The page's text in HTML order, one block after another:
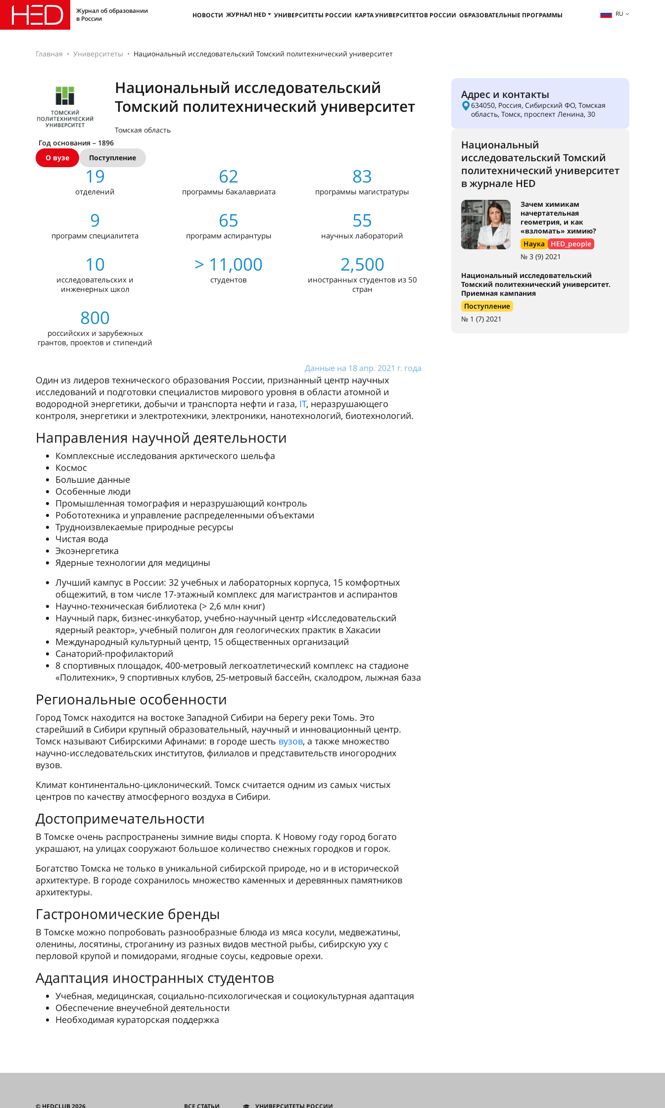
Журнал об образовании
в России
НОВОСТИ ЖУРНАЛ HED УНИВЕРСИТЕТЫ РОССИИ КАРТА УНИВЕРСИТЕТОВ РОССИИ ОБРАЗОВАТЕЛЬНЫЕ ПРОГРАММЫ RU
Главная Университеты Национальный исследовательский Томский политехнический университет
Национальный исследовательский
Томский политехнический университет
Томская область
Год основания – 1896
О вузе
Поступление
19
отделений
62
программы бакалавриата
83
программы магистратуры
9
программ специалитета
65
программ аспирантуры
55
научных лабораторий
10
исследовательских и
инженерных школ
> 11,000
студентов
2,500
иностранных студентов из 50
стран
800
российских и зарубежных
грантов, проектов и стипендий
Данные на 18 апр. 2021 г. года
Один из лидеров технического образования России, признанный центр научных
исследований и подготовки специалистов мирового уровня в области атомной и
водородной энергетики, добычи и транспорта нефти и газа, IT, неразрушающего
контроля, энергетики и электротехники, электроники, нанотехнологий, биотехнологий.
Направления научной деятельности
Комплексные исследования арктического шельфа
Космос
Большие данные
Особенные люди
Промышленная томография и неразрушающий контроль
Робототехника и управление распределенными объектами
Трудноизвлекаемые природные ресурсы
Чистая вода
Экоэнергетика
Ядерные технологии для медицины
Лучший кампус в России: 32 учебных и лабораторных корпуса, 15 комфортных
общежитий, в том числе 17-этажный комплекс для магистрантов и аспирантов
Научно-техническая библиотека (> 2,6 млн книг)
Научный парк, бизнес-инкубатор, учебно-научный центр «Исследовательский
ядерный реактор», учебный полигон для геологических практик в Хакасии
Международный культурный центр, 15 общественных организаций
Санаторий-профилакторий
8 спортивных площадок, 400-метровый легкоатлетический комплекс на стадионе
«Политехник», 9 спортивных клубов, 25-метровый бассейн, скалодром, лыжная база
Региональные особенности
Город Томск находится на востоке Западной Сибири на берегу реки Томь. Это
старейший в Сибири крупный образовательный, научный и инновационный центр.
Томск называют Сибирскими Афинами: в городе шесть вузов, а также множество
научно-исследовательских институтов, филиалов и представительств иногородних
вузов.
Климат континентально-циклонический. Томск считается одним из самых чистых
центров по качеству атмосферного воздуха в Сибири.
Достопримечательности
В Томске очень распространены зимние виды спорта. К Новому году город богато
украшают, на улицах сооружают большое количество снежных городков и горок.
Богатство Томска не только в уникальной сибирской природе, но и в исторической
архитектуре. В городе сохранилось множество каменных и деревянных памятников
архитектуры.
Гастрономические бренды
В Томске можно попробовать разнообразные блюда из мяса косули, медвежатины,
оленины, лосятины, строганину из разных видов местной рыбы, сибирскую уху с
перловой крупой и помидорами, ягодные соусы, кедровые орехи.
Адаптация иностранных студентов
Учебная, медицинская, социально-психологическая и социокультурная адаптация
Обеспечение внеучебной деятельности
Необходимая кураторская поддержка
Адрес и контакты
634050, Россия, Сибирский ФО, Томская
область, Томск, проспект Ленина, 30
Национальный
исследовательский Томский
политехнический университет
в журнале HED
Зачем химикам
начертательная
геометрия, и как
«взломать» химию?
Наука
HED_people
№ 3 (9) 2021
Национальный исследовательский
Томский политехнический университет.
Приемная кампания
Поступление
№ 1 (7) 2021
© HEDCLUB 2026 ВСЕ СТАТЬИ УНИВЕРСИТЕТЫ РОССИИ